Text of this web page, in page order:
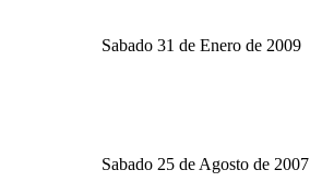
Sabado 31 de Enero de 2009
Sabado 25 de Agosto de 2007